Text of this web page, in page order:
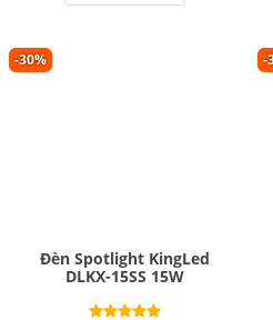
-30%
Đèn Spotlight KingLed
DLKX-15SS 15W
-